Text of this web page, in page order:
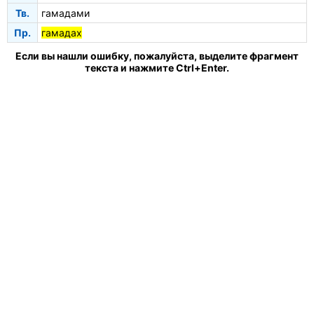
Тв.
гамадами
Пр.
гамадах
Если вы нашли ошибку, пожалуйста, выделите фрагмент
текста и нажмите Ctrl+Enter.